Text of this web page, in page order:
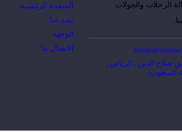
الرحلات والجولات
صلاح الدين , الرياض ,
السعودية
الصفحة الرئيسية
نبذة عنا
الوجهة
الاتصال بنا